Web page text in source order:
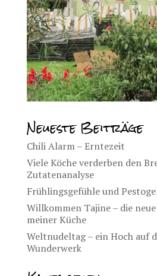
Neueste Beiträge
Chili Alarm – Erntezeit
Viele Köche verderben den
Zutatenanalyse
Frühlingsgefühle und
Willkommen Tajine – die
meiner Küche
Weltnudeltag – ein Hoch auf
Wunderwerk